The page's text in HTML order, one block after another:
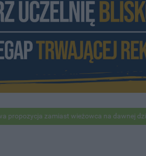
zamiast wieżowca na dawnej działce po